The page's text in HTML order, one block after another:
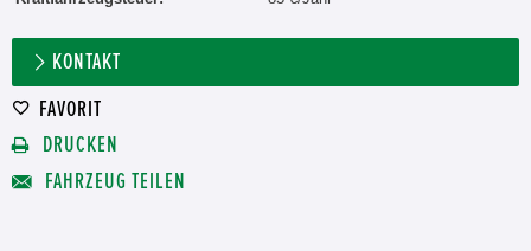
KONTAKT
FAVORIT
DRUCKEN
FAHRZEUG TEILEN